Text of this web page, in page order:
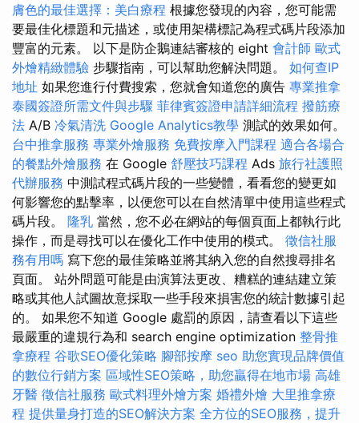
膚色的最佳選擇：美白療程 根據您發現的內容，您可能需
要最佳化標題和元描述，或使用架構標記為程式碼片段添加
豐富的元素。 以下是防企鵝連結審核的 eight 會計師 歐式
外燴精緻體驗 步驟指南，可以幫助您解決問題。 如何查IP
地址 如果您進行付費搜索，您就會知道您的廣告 專業推拿
泰國簽證所需文件與步驟 菲律賓簽證申請詳細流程 撥筋療
法 A/B 冷氣清洗 Google Analytics教學 測試的效果如何。
台中推拿服務 專業外燴服務 免費按摩入門課程 適合各場合
的餐點外燴服務 在 Google 舒壓技巧課程 Ads 旅行社護照
代辦服務 中測試程式碼片段的一些變體，看看您的變更如
何影響您的點擊率，以便您可以在自然清單中使用這些程式
碼片段。 隆乳 當然，您不必在網站的每個頁面上都執行此
操作，而是尋找可以在優化工作中使用的模式。 徵信社服
務有用嗎 寫下您的最佳策略並將其納入您的自然搜尋排名
頁面。 站外問題可能是由演算法更改、糟糕的連結建立策
略或其他人試圖故意採取一些手段來損害您的統計數據引起
的。 如果您不知道 Google 處罰的原因，請查看以下這些
最嚴重的違規行為和 search engine optimization 整骨推
拿療程 谷歌SEO優化策略 腳部按摩 seo 助您實現品牌價值
的數位行銷方案 區域性SEO策略，助您贏得在地市場 高雄
牙醫 徵信社服務 歐式料理外燴方案 婚禮外燴 大里推拿療
程 提供量身打造的SEO解決方案 全方位的SEO服務，提升